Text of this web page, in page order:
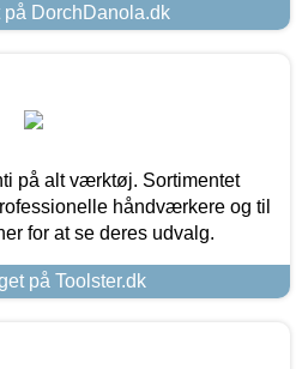
på DorchDanola.dk
på alt værktøj. Sortimentet
håndværkere og til
for at se deres udvalg.
på Toolster.dk